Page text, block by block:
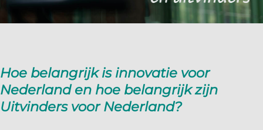
Hoe belangrijk is innovatie voor
Nederland en hoe belangrijk zijn
Uitvinders voor Nederland?